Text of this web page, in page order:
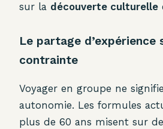
sur la découverte culturelle
Le partage d’expérience
contrainte
Voyager en groupe ne
autonomie. Les formules
plus de 60 ans misent sur